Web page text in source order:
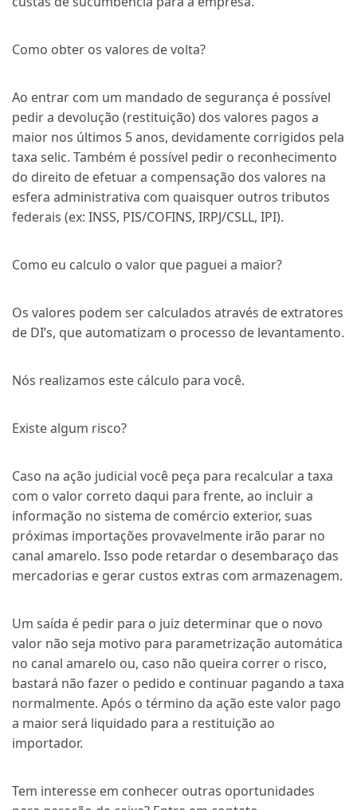
Como obter os valores de volta?
Ao entrar com um mandado de segurança é possível
pedir a devolução (restituição) dos valores pagos a
maior nos últimos 5 anos, devidamente corrigidos pela
taxa selic. Também é possível pedir o reconhecimento
do direito de efetuar a compensação dos valores na
esfera administrativa com quaisquer outros tributos
federais (ex: INSS, PIS/COFINS, IRPJ/CSLL, IPI).
Como eu calculo o valor que paguei a maior?
Os valores podem ser calculados através de extratores
de DI’s, que automatizam o processo de levantamento.
Nós realizamos este cálculo para você.
Existe algum risco?
Caso na ação judicial você peça para recalcular a taxa
com o valor correto daqui para frente, ao incluir a
informação no sistema de comércio exterior, suas
próximas importações provavelmente irão parar no
canal amarelo. Isso pode retardar o desembaraço das
mercadorias e gerar custos extras com armazenagem.
Um saída é pedir para o juiz determinar que o novo
valor não seja motivo para parametrização automática
no canal amarelo ou, caso não queira correr o risco,
bastará não fazer o pedido e continuar pagando a taxa
normalmente. Após o término da ação este valor pago
a maior será liquidado para a restituição ao
importador.
Tem interesse em conhecer outras oportunidades